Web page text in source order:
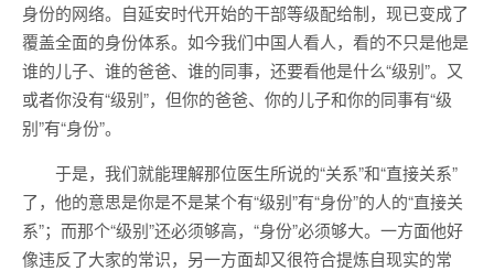
身份的网络。自延安时代开始的干部等级配给制，现已变成了
覆盖全面的身份体系。如今我们中国人看人，看的不只是他是
谁的儿子、谁的爸爸、谁的同事，还要看他是什么“级别”。又
或者你没有“级别”，但你的爸爸、你的儿子和你的同事有“级
别”有“身份”。
于是，我们就能理解那位医生所说的“关系”和“直接关系”
了，他的意思是你是不是某个有“级别”有“身份”的人的“直接关
系”；而那个“级别”还必须够高，“身份”必须够大。一方面他好
像违反了大家的常识，另一方面却又很符合提炼自现实的常